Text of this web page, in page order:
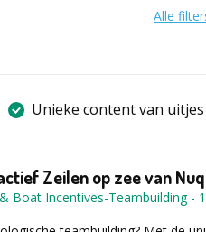
Alle
Unieke content van uitjes
Zeilen op zee van
Boat Incentives-Teambuilding-